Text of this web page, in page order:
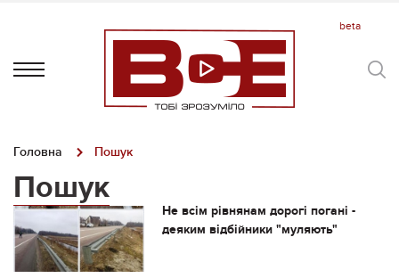
Головна Пошук
Пошук
Не всім рівнянам дорогі погані -
деяким відбійники "муляють"